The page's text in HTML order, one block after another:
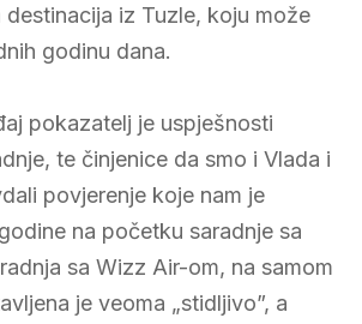
iz Tuzle, koju može
godinu dana.
pokazatelj je uspješnosti
te činjenice da smo i Vlada i
povjerenje koje nam je
na početku saradnje sa
sa Wizz Air-om, na samom
je veoma „stidljivo”, a